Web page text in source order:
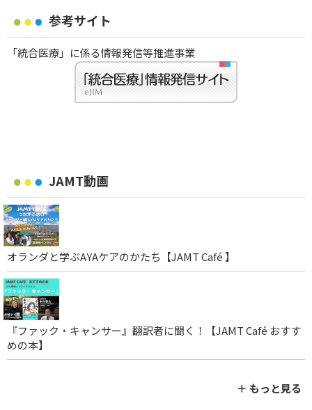
参考サイト
「統合医療」に係る情報発信等推進事業
JAMT動画
オランダと学ぶAYAケアのかたち【JAMT Café 】
『ファック・キャンサー』翻訳者に聞く！【JAMT Café おすす
めの本】
＋ もっと見る